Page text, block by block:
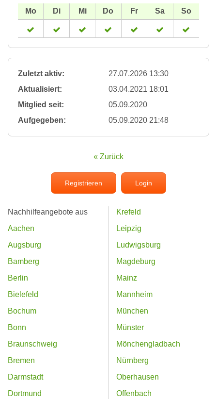
Zuletzt aktiv:
27.07.2026 13:30
Aktualisiert:
03.04.2021 18:01
Mitglied seit:
05.09.2020
Aufgegeben:
05.09.2020 21:48
« Zurück
Registrieren Login
Nachhilfeangebote aus
Aachen
Augsburg
Bamberg
Berlin
Bielefeld
Bochum
Bonn
Braunschweig
Bremen
Darmstadt
Dortmund
Krefeld
Leipzig
Ludwigsburg
Magdeburg
Mainz
Mannheim
München
Münster
Mönchengladbach
Nürnberg
Oberhausen
Offenbach